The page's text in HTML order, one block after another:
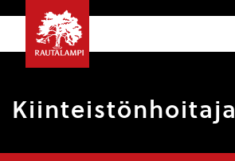
Kiinteistönhoitaja